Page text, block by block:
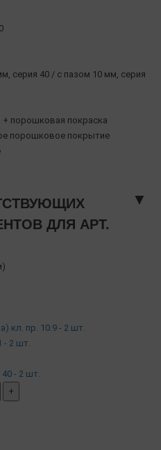
серия 40 / с пазом 10 мм, серия
+ порошковая покраска
порошковое покрытие
ДЛЯ АРТ.
▼
кл. пр. 10.9 - 2 шт.
- 2 шт.
- 2 шт.
+